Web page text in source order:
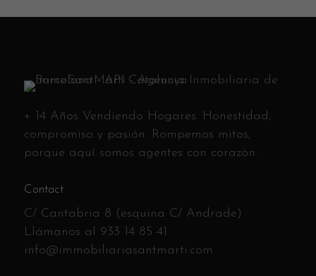
+ 14 Años Vendiendo Hogares. Honestidad,
compromiso y pasión. Rompemos mitos,
porque aquí somos agentes con corazón.
Contact
C/ Cantabria 8 (esquina C/ Andrade)
Llámanos al 933 14 85 41
info@immobiliariasantmarti.com